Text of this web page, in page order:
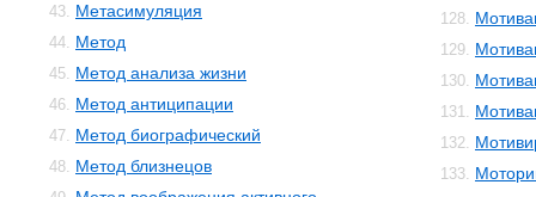
43. Метасимуляция
44. Метод
45. Метод анализа жизни
46. Метод антиципации
47. Метод биографический
48. Метод близнецов
128.
129.
130.
131.
132.
133.